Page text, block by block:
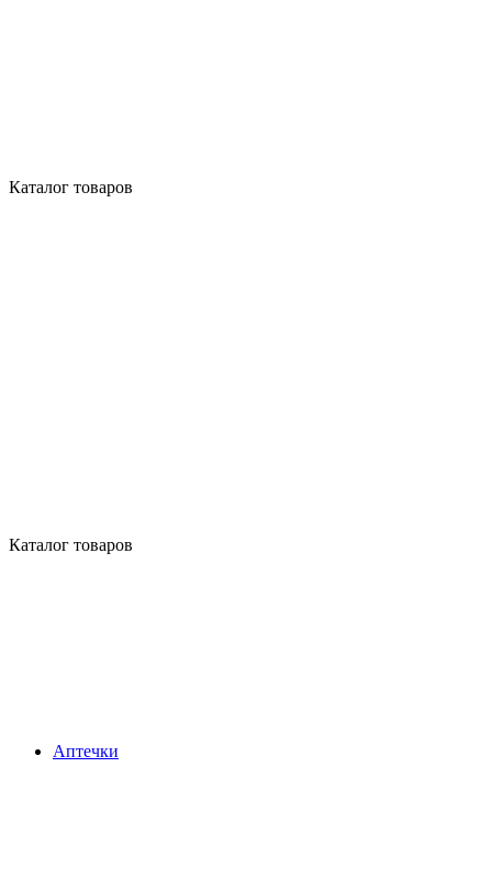
Каталог товаров
Каталог товаров
Аптечки